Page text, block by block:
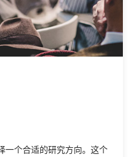
一个合适的研究方向。这个